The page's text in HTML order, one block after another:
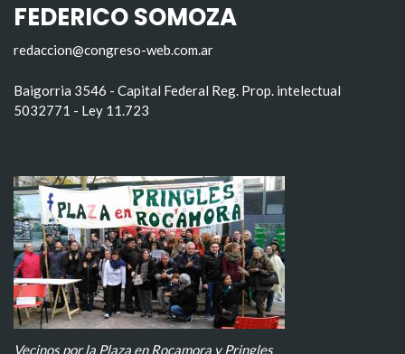
FEDERICO SOMOZA
redaccion@congreso-web.com.ar
Baigorria 3546 - Capital Federal Reg. Prop. intelectual
5032771 - Ley 11.723
Vecinos por la Plaza en Rocamora y Pringles